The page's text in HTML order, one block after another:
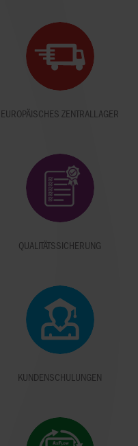
EUROPÄISCHES ZENTRALLAGER
QUALITÄTSSICHERUNG
KUNDENSCHULUNGEN